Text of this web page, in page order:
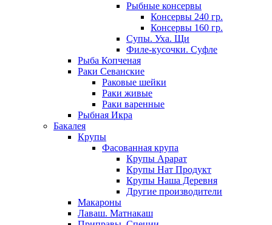
Рыбные консервы
Консервы 240 гр.
Консервы 160 гр.
Супы. Уха. Щи
Филе-кусочки. Суфле
Рыба Копченая
Раки Севанские
Раковые шейки
Раки живые
Раки варенные
Рыбная Икра
Бакалея
Крупы
Фасованная крупа
Крупы Арарат
Крупы Нат Продукт
Крупы Наша Деревня
Другие производители
Макароны
Лаваш. Матнакаш